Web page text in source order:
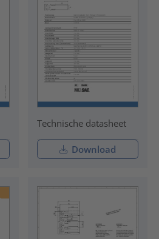
Technische datasheet
Download